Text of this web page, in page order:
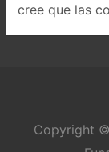
cree que las
Copyright